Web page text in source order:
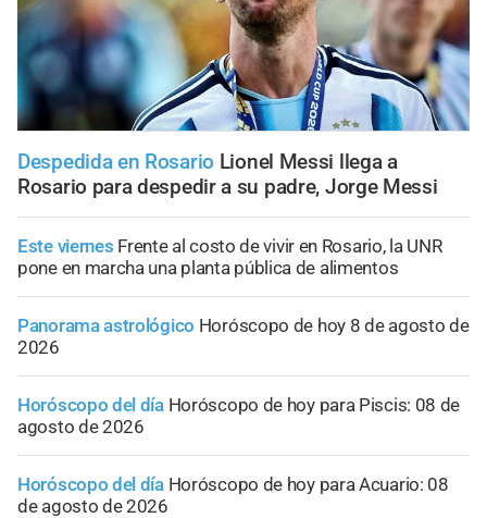
Despedida en Rosario Lionel Messi llega a
Rosario para despedir a su padre, Jorge Messi
Este viernes Frente al costo de vivir en Rosario, la UNR
pone en marcha una planta pública de alimentos
Panorama astrológico Horóscopo de hoy 8 de agosto de
2026
Horóscopo del día Horóscopo de hoy para Piscis: 08 de
agosto de 2026
Horóscopo del día Horóscopo de hoy para Acuario: 08
de agosto de 2026